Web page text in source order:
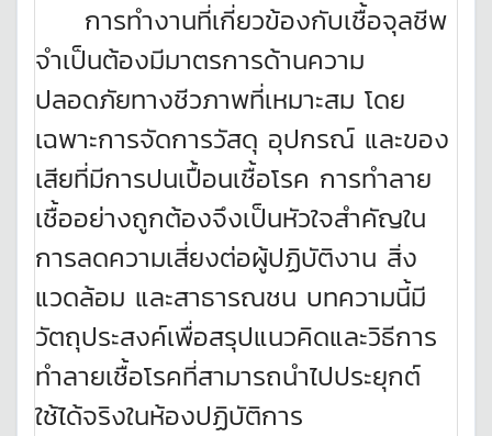
การทำงานที่เกี่ยวข้องกับเชื้อจุลชีพ
จำเป็นต้องมีมาตรการด้านความ
ปลอดภัยทางชีวภาพที่เหมาะสม โดย
เฉพาะการจัดการวัสดุ อุปกรณ์ และของ
เสียที่มีการปนเปื้อนเชื้อโรค การทำลาย
เชื้ออย่างถูกต้องจึงเป็นหัวใจสำคัญใน
การลดความเสี่ยงต่อผู้ปฏิบัติงาน สิ่ง
แวดล้อม และสาธารณชน บทความนี้มี
วัตถุประสงค์เพื่อสรุปแนวคิดและวิธีการ
ทำลายเชื้อโรคที่สามารถนำไปประยุกต์
ใช้ได้จริงในห้องปฏิบัติการ